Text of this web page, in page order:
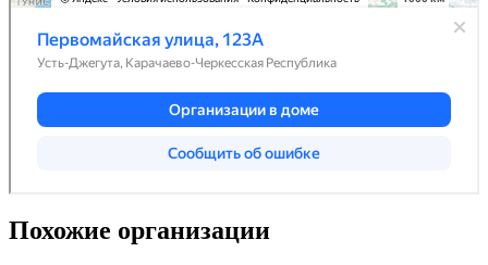
Похожие организации